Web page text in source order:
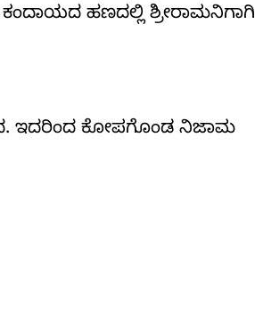
ಹಣದಲ್ಲಿ ಶ್ರೀರಾಮನಿಗಾಗಿ
ಇದರಿಂದ ಕೋಪಗೊಂಡ ನಿಜಾಮ